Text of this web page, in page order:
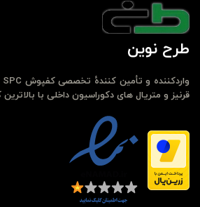
طرح نوین
قرنیز و متریال های دکوراسیون داخلی با